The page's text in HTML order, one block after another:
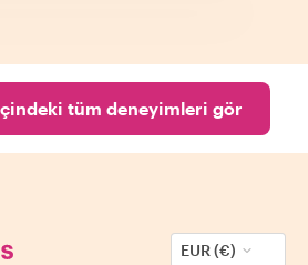
tüm deneyimleri gör
EUR (€)